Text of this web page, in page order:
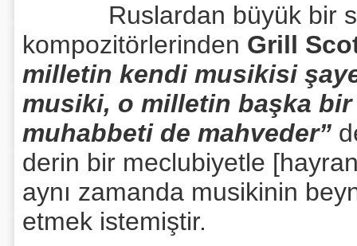
Ruslardan büyük bir
kompozitörlerinden Grill
milletin kendi musikisi
musiki, o milletin başka
muhabbeti de mahveder”
derin bir meclubiyetle
aynı zamanda musikinin
etmek istemiştir.